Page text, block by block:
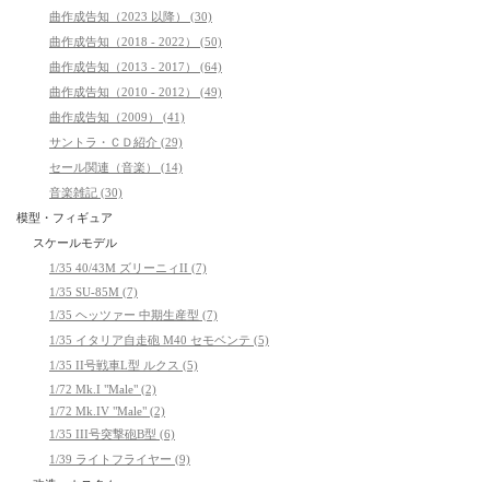
曲作成告知（2023 以降） (30)
曲作成告知（2018 - 2022） (50)
曲作成告知（2013 - 2017） (64)
曲作成告知（2010 - 2012） (49)
曲作成告知（2009） (41)
サントラ・ＣＤ紹介 (29)
セール関連（音楽） (14)
音楽雑記 (30)
模型・フィギュア
スケールモデル
1/35 40/43M ズリーニィII (7)
1/35 SU-85M (7)
1/35 ヘッツァー 中期生産型 (7)
1/35 イタリア自走砲 M40 セモベンテ (5)
1/35 II号戦車L型 ルクス (5)
1/72 Mk.I "Male" (2)
1/72 Mk.IV "Male" (2)
1/35 III号突撃砲B型 (6)
1/39 ライトフライヤー (9)